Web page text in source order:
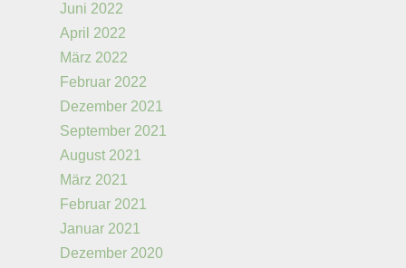
Juni 2022
April 2022
März 2022
Februar 2022
Dezember 2021
September 2021
August 2021
März 2021
Februar 2021
Januar 2021
Dezember 2020